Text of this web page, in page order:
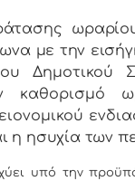
με την
Δημοτικού
καθορισμό
η ησυχία των
υπό την